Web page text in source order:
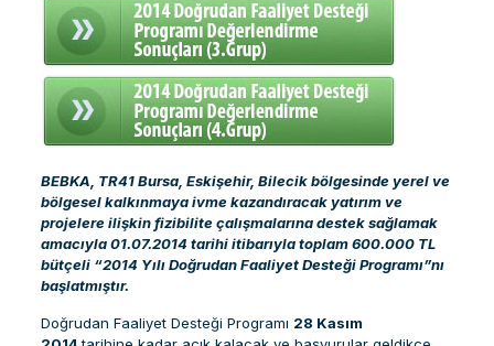
BEBKA, TR41 Bursa, Eskişehir, Bilecik bölgesinde yerel ve
bölgesel kalkınmaya ivme kazandıracak yatırım ve
projelere ilişkin fizibilite çalışmalarına destek sağlamak
amacıyla 01.07.2014 tarihi itibarıyla toplam 600.000 TL
bütçeli “2014 Yılı Doğrudan Faaliyet Desteği Programı”nı
başlatmıştır.
Doğrudan Faaliyet Desteği Programı 28 Kasım